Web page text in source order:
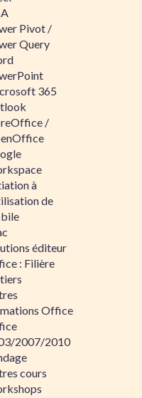
Pivot /
Query
365
/
à
de
éditeur
: Filière
Office
2007/2010
cours